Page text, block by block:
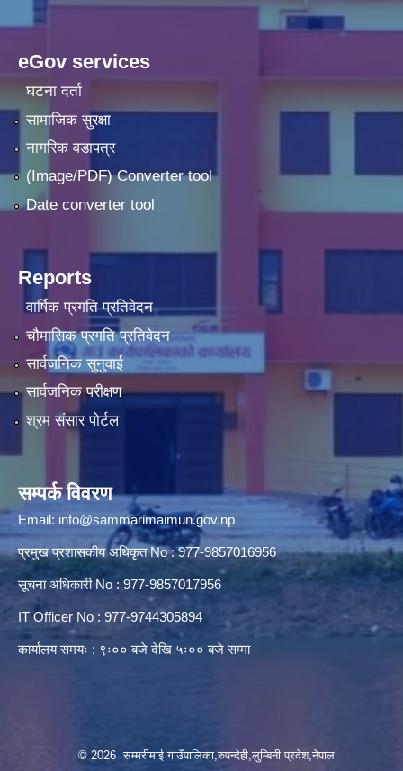
eGov services
घटना दर्ता
सामाजिक सुरक्षा
नागरिक वडापत्र
(Image/PDF) Converter tool
Date converter tool
Reports
वार्षिक प्रगति प्रतिवेदन
चौमासिक प्रगति प्रतिवेदन
सार्वजनिक सुनुवाई
सार्वजनिक परीक्षण
श्रम संसार पोर्टल
सम्पर्क विवरण
Email: info@sammarimaimun.gov.np
प्रमुख प्रशासकीय अधिकृत No : 977-9857016956
सूचना अधिकारी No : 977-9857017956
IT Officer No : 977-9744305894
कार्यालय समयः : ९ः०० बजे देखि ५ः०० बजे सम्मा
© 2026 सम्मरीमाई गाउँपालिका,रुपन्देही,लुम्बिनी प्रदेश,नेपाल